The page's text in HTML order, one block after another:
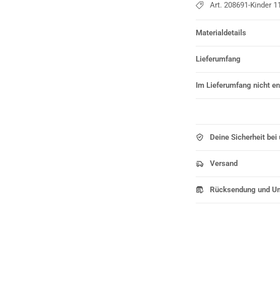
Art. 208691-Kinder
Materialdetails
Lieferumfang
Im Lieferumfang nicht
Deine Sicherheit bei
Versand
Rücksendung und